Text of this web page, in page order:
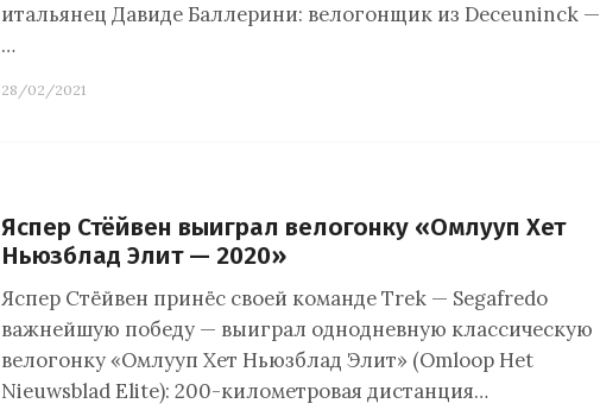
итальянец Давиде Баллерини: велогонщик из Deceuninck —
…
28/02/2021
Яспер Стёйвен выиграл велогонку «Омлууп Хет
Ньюзблад Элит — 2020»
Яспер Стёйвен принёс своей команде Trek — Segafredo
важнейшую победу — выиграл однодневную классическую
велогонку «Омлууп Хет Ньюзблад Элит» (Omloop Het
Nieuwsblad Elite): 200-километровая дистанция…